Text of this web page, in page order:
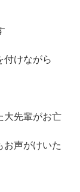
付けながら
大先輩がお亡
お声がけいた